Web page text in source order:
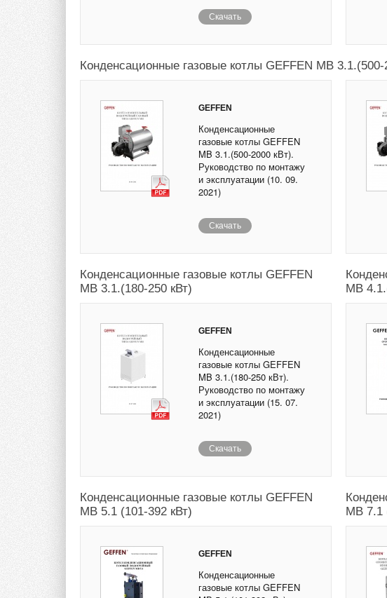
Скачать
Конденсационные газовые котлы GEFFEN MB 3.1.(500-
GEFFEN
Конденсационные
газовые котлы GEFFEN
MB 3.1.(500-2000 кВт).
Руководство по монтажу
и эксплуатации (10. 09.
2021)
Скачать
Конденсационные газовые котлы GEFFEN
MB 3.1.(180-250 кВт)
GEFFEN
Конденсационные
газовые котлы GEFFEN
MB 3.1.(180-250 кВт).
Руководство по монтажу
и эксплуатации (15. 07.
2021)
Скачать
MB
Конденсационные газовые котлы GEFFEN
MB 5.1 (101-392 кВт)
GEFFEN
Конденсационные
газовые котлы GEFFEN
MB 7.1